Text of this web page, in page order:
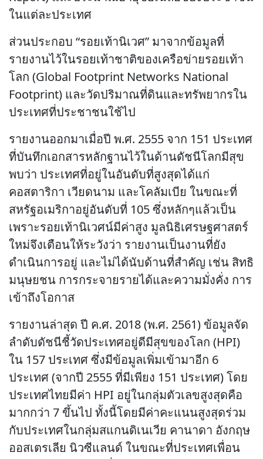
ในแต่ละประเทศ
ส่วนประกอบ “รอยเท้านิเวศ” มาจากข้อมูลที่
รายงานไว้ในรอยเท้าชาติของเครือข่ายรอยเท้า
โลก (Global Footprint Networks National
Footprint) และวัดปริมาณที่ดินและทรัพยากรใน
ประเทศที่ประชาชนใช้ไป
รายงานออกมาเมื่อปี พ.ศ. 2555 จาก 151 ประเทศ
ที่บันทึกเอกสารหลักฐานไว้ในด้านดัชนีโลกมีสุข
พบว่า ประเทศที่อยู่ในอันดับที่สูงสุดได้แก่
คอสตาริกา เวียดนาม และโคลัมเบีย ในขณะที่
สหรัฐอเมริกาอยู่อันดับที่ 105 ซึ่งหลักๆแล้วเป็น
เพราะรอยเท้านิเวศน์มีค่าสูง มูลนิธิเศรษฐศาสตร์
ใหม่จึงเตือนให้ระวังว่า รายงานเป็นงานที่ยัง
ดำเนินการอยู่ และไม่ได้นับด้านที่สำคัญ เช่น สิทธิ
มนุษยชน การกระจายรายได้และความมั่งคั่ง การ
เข้าถึงโอกาส
รายงานล่าสุด ปี ค.ศ. 2018 (พ.ศ. 2561) ข้อมูลจัด
ลำดับดัชนีชี้วัดประเทศอยู่ดีมีสุขของโลก (HPI)
ใน 157 ประเทศ ซึ่งมีข้อมูลเพิ่มเข้ามาอีก 6
ประเทศ (จากปี 2555 ที่มีเพียง 151 ประเทศ) โดย
ประเทศไทยมีค่า HPI อยู่ในกลุ่มตัวเลขสูงสุดคือ
มากกว่า 7 ขึ้นไป ทั้งนี้โดยมีค่าคะแนนสูงสุดร่วม
กับประเทศในกลุ่มสแกนดิเนเวีย คานาดา อังกฤษ
ออสเตรเลีย นิวซีแลนด์ ในขณะที่ประเทศเพื่อน